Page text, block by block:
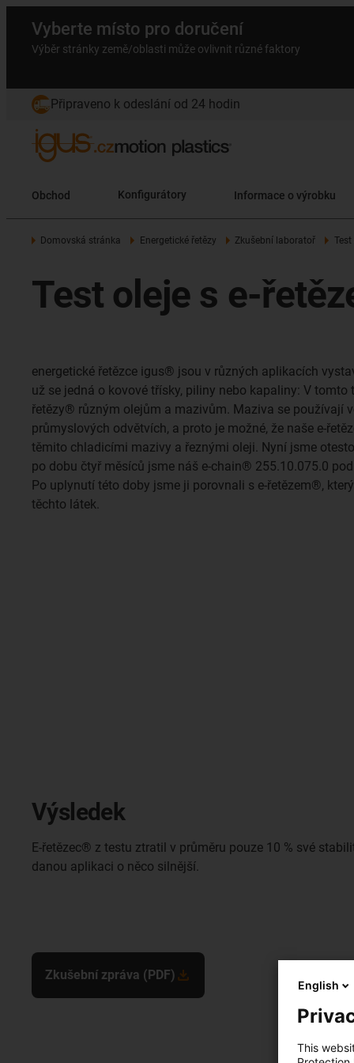
Vyberte místo pro doručení
Výběr stránky země/oblasti může ovlivnit různé faktory
Připraveno k odeslání od 24 hodin
Obchod Konfigurátory Informace o výrobku
Domovská stránka Energetické řetězy Zkušební laboratoř Test
Test oleje s e-
energetické řetězce igus® jsou v různých aplikacích
už se jedná o kovové třísky, piliny nebo kapaliny: V tomto
řetězy® různým olejům a mazivům. Maziva se používají
průmyslových odvětvích, a proto je možné, že naše e-
těmito chladicími mazivy a řeznými oleji. Nyní jsme
po dobu čtyř měsíců jsme náš e-chain® 255.10.075.0
Po uplynutí této doby jsme ji porovnali s e-řetězem®,
těchto látek.
Výsledek
E-řetězec® z testu ztratil v průměru pouze 10 % své
danou aplikaci o něco silnější.
Zkušební zpráva (PDF)
English
This